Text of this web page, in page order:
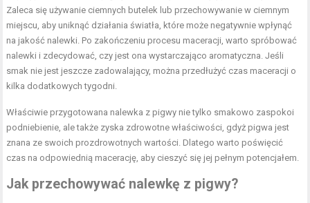
Zaleca się używanie ciemnych butelek lub przechowywanie w ciemnym
miejscu, aby uniknąć działania światła, które może negatywnie wpłynąć
na jakość nalewki. Po zakończeniu procesu maceracji, warto spróbować
nalewki i zdecydować, czy jest ona wystarczająco aromatyczna. Jeśli
smak nie jest jeszcze zadowalający, można przedłużyć czas maceracji o
kilka dodatkowych tygodni.
Właściwie przygotowana nalewka z pigwy nie tylko smakowo zaspokoi
podniebienie, ale także zyska zdrowotne właściwości, gdyż pigwa jest
znana ze swoich prozdrowotnych wartości. Dlatego warto poświęcić
czas na odpowiednią macerację, aby cieszyć się jej pełnym potencjałem.
Jak przechowywać nalewkę z pigwy?